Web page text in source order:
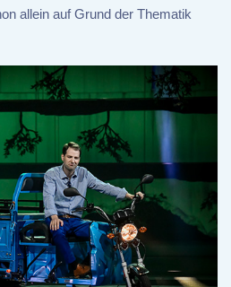
allein auf Grund der Thematik